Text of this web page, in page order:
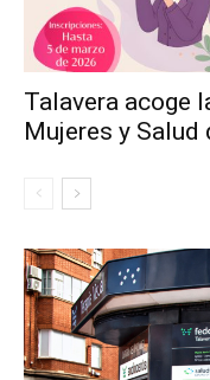
Talavera acoge
Mujeres y Salud